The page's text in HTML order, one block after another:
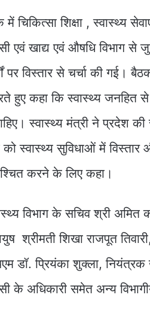
में चिकित्सा शिक्षा , स्वास्थ्य
एवं खाद्य एवं औषधि विभाग से
पर विस्तार से चर्चा की गई।
हुए कहा कि स्वास्थ्य
स्वास्थ्य मंत्री ने प्रदेश
को स्वास्थ्य सुविधाओं में
करने के लिए कहा।
विभाग के सचिव श्री अमित
श्रीमती शिखा राजपूत
डॉ. प्रियंका शुक्ला, नियंत्रक
के अधिकारी समेत अन्य